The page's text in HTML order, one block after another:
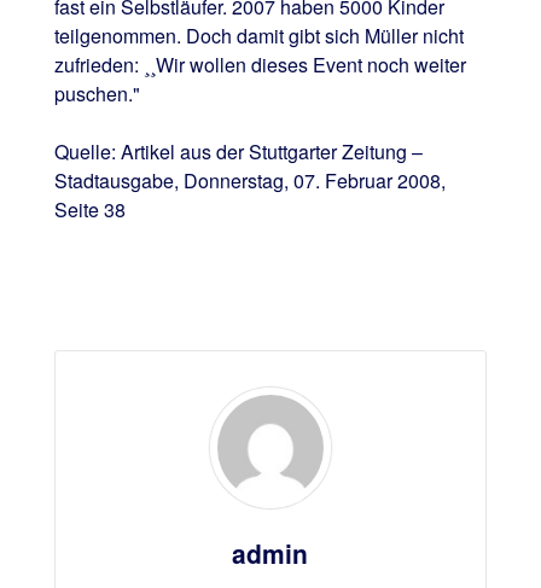
fast ein Selbstläufer. 2007 haben 5000 Kinder
teilgenommen. Doch damit gibt sich Müller nicht
zufrieden: ¸¸Wir wollen dieses Event noch weiter
puschen."
Quelle: Artikel aus der Stuttgarter Zeitung –
Stadtausgabe, Donnerstag, 07. Februar 2008,
Seite 38
admin